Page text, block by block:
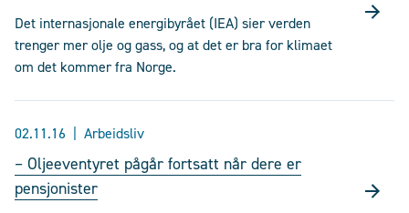
Det internasjonale energibyrået (IEA) sier verden
trenger mer olje og gass, og at det er bra for klimaet
om det kommer fra Norge.
02.11.16 Arbeidsliv
– Oljeeventyret pågår fortsatt når dere er
pensjonister